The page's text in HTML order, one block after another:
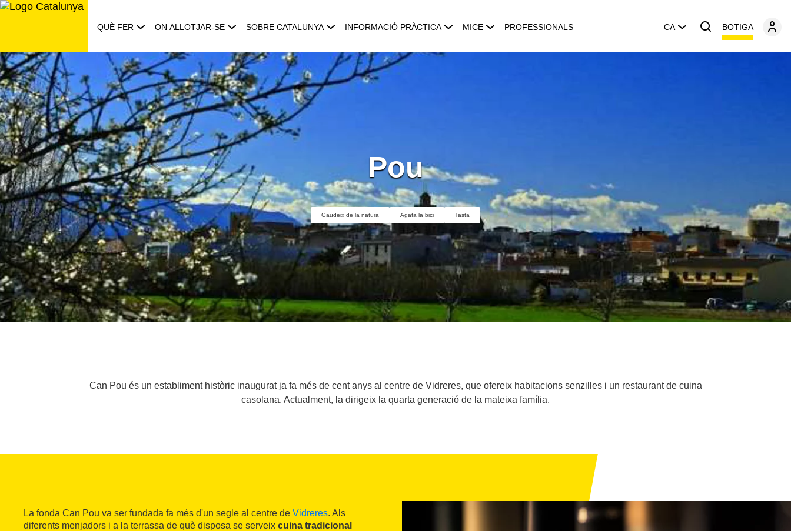
Saltar
QUÈ FER ON ALLOTJAR-SE SOBRE CATALUNYA INFORMACIÓ PRÀCTICA MICE PROFESSIONALS CA BOTIGA
Pou
Gaudeix de la natura Agafa la bici Tasta
Can Pou és un establiment històric inaugurat ja fa més de cent anys al centre de Vidreres, que ofereix habitacions senzilles i un restaurant de cuina
casolana. Actualment, la dirigeix la quarta generació de la mateixa família.
La fonda Can Pou va ser fundada fa més d'un segle al centre de Vidreres. Als
diferents menjadors i a la terrassa de què disposa se serveix cuina tradicional